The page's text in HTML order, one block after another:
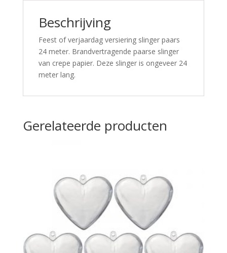
Beschrijving
Feest of verjaardag versiering slinger paars
24 meter. Brandvertragende paarse slinger
van crepe papier. Deze slinger is ongeveer 24
meter lang.
Gerelateerde producten